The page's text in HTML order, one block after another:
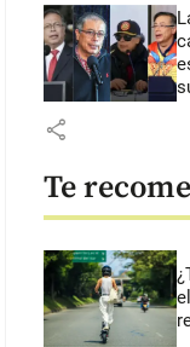
share
Te